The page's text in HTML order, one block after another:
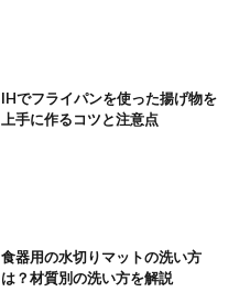
IHでフライパンを使った揚げ物を
上手に作るコツと注意点
食器用の水切りマットの洗い方
は？材質別の洗い方を解説